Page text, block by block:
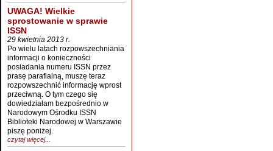
UWAGA! Wielkie
sprostowanie w sprawie
ISSN
29 kwietnia 2013 r.
Po wielu latach rozpowszechniania
informacji o konieczności
posiadania numeru ISSN przez
prasę parafialną, muszę teraz
rozpowszechnić informację wprost
przeciwną. O tym czego się
dowiedziałam bezpośrednio w
Narodowym Ośrodku ISSN
Biblioteki Narodowej w Warszawie
piszę poniżej.
czytaj więcej...